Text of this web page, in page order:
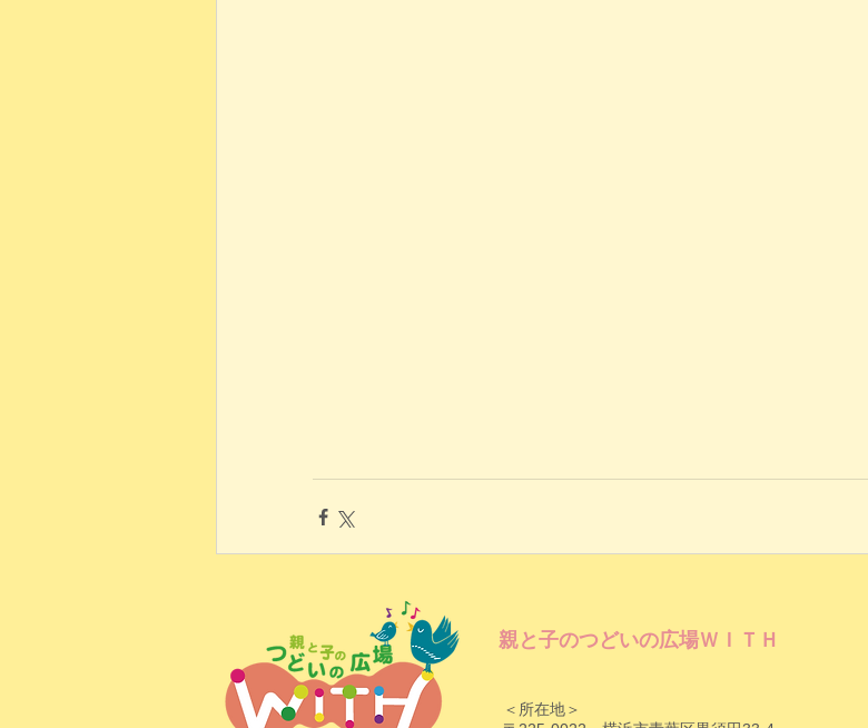
親と子のつどいの広場ＷＩＴＨ
＜所在地＞